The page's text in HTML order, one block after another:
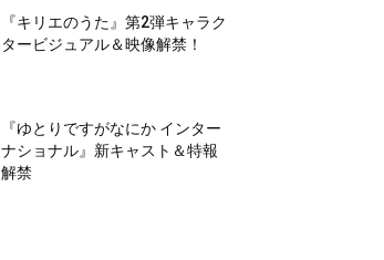
『キリエのうた』第2弾キャラク
タービジュアル＆映像解禁！
『ゆとりですがなにか インター
ナショナル』新キャスト＆特報
解禁